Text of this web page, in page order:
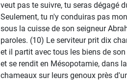
veut pas te suivre, tu seras dégagé
Seulement, tu n'y conduiras pas
sous la cuisse de son seigneur
paroles. (10) Le serviteur prit dix
et il partit avec tous les biens de
et se rendit en Mésopotamie, dans
chameaux sur leurs genoux près